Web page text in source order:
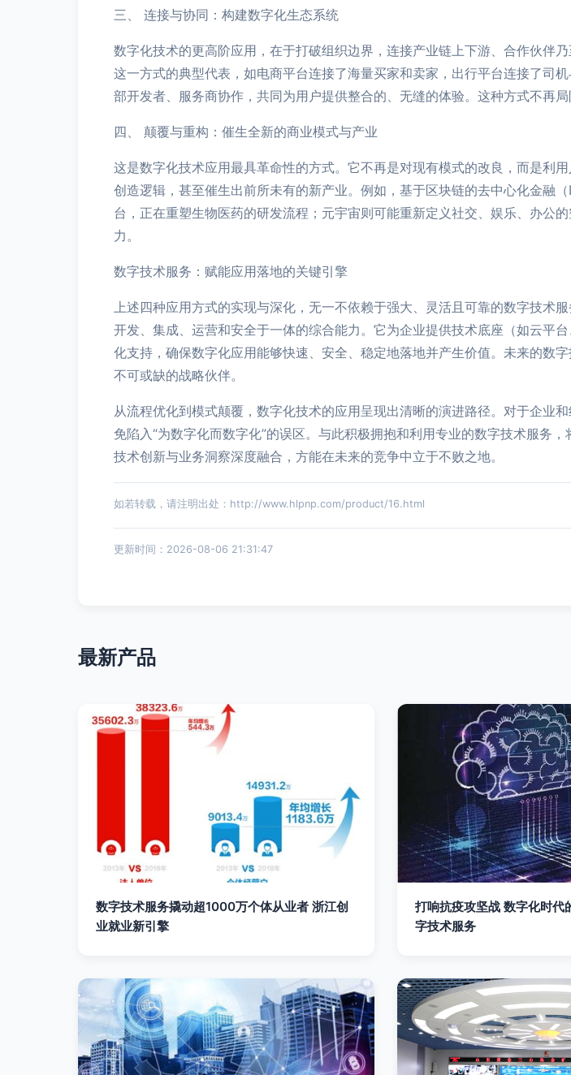
三、 连接与协同：构建数字化生态系统
数字化技术的更高阶应用，在于打破组织边界，连接产业链上下游、合作伙伴
这一方式的典型代表，如电商平台连接了海量买家和卖家，出行平台连接了司
部开发者、服务商协作，共同为用户提供整合的、无缝的体验。这种方式不再
四、 颠覆与重构：催生全新的商业模式与产业
这是数字化技术应用最具革命性的方式。它不再是对现有模式的改良，而是利
创造逻辑，甚至催生出前所未有的新产业。例如，基于区块链的去中心化金融
台，正在重塑生物医药的研发流程；元宇宙则可能重新定义社交、娱乐、办公
力。
数字技术服务：赋能应用落地的关键引擎
上述四种应用方式的实现与深化，无一不依赖于强大、灵活且可靠的数字技术
开发、集成、运营和安全于一体的综合能力。它为企业提供技术底座（如云平
化支持，确保数字化应用能够快速、安全、稳定地落地并产生价值。未来的数
不可或缺的战略伙伴。
从流程优化到模式颠覆，数字化技术的应用呈现出清晰的演进路径。对于企业
免陷入“为数字化而数字化”的误区。与此积极拥抱和利用专业的数字技术服务
技术创新与业务洞察深度融合，方能在未来的竞争中立于不败之地。
如若转载，请注明出处：http://www.hlpnp.com/product/16.html
更新时间：2026-08-06 21:31:47
最新产品
数字技术服务撬动超1000万个体从业者 浙江创
业就业新引擎
打响抗疫攻坚战 数字化时代
字技术服务